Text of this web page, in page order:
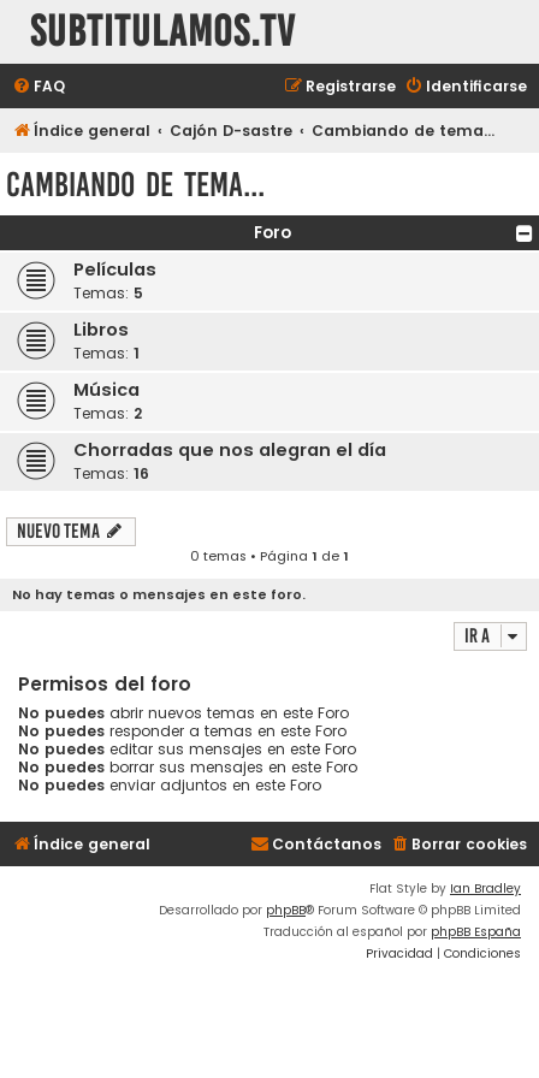
subtitulamos.tv
FAQ Identificarse
Registrarse
Índice general Cajón D-sastre Cambiando de tema...
Cambiando de tema...
Foro
Películas
Temas: 5
Libros
Temas: 1
Música
Temas: 2
Chorradas que nos alegran el día
Temas: 16
Nuevo Tema
0 temas • Página 1 de1
No hay temas o mensajes en este foro.
Ir a
Permisos del foro
No puedes abrir nuevos temas en este Foro
No puedes responder a temas en este Foro
No puedes editar sus mensajes en este Foro
No puedes borrar sus mensajes en este Foro
No puedes enviar adjuntos en este Foro
Índice general Borrar cookies
Contáctanos
Flat Style by Ian Bradley
Desarrollado por phpBB® Forum Software © phpBB Limited
Traducción al español por phpBB España
Privacidad | Condiciones